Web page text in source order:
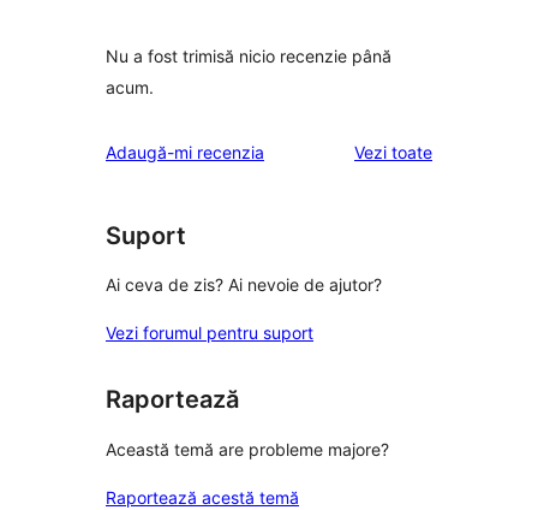
Nu a fost trimisă nicio recenzie până
acum.
Adaugă-mi recenzia Vezi toaterecenziile
Suport
Ai ceva de zis? Ai nevoie de ajutor?
Vezi forumul pentru suport
Raportează
Această temă are probleme majore?
Raportează acestă temă